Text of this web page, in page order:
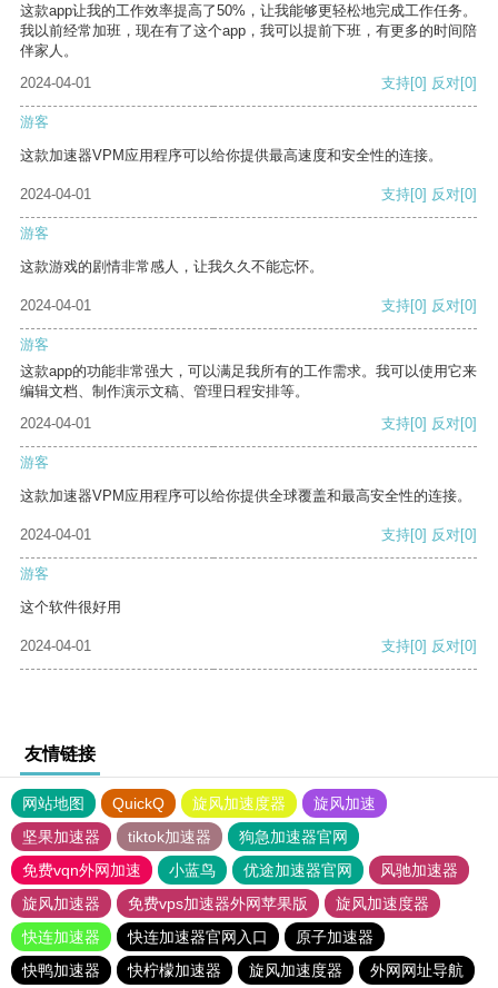
这款app让我的工作效率提高了50%，让我能够更轻松地完成工作任务。
我以前经常加班，现在有了这个app，我可以提前下班，有更多的时间陪
伴家人。
2024-04-01
支持[0] 反对[0]
游客
这款加速器VPM应用程序可以给你提供最高速度和安全性的连接。
2024-04-01 支持[0] 反对[0]
游客
这款游戏的剧情非常感人，让我久久不能忘怀。
2024-04-01 支持[0] 反对[0]
游客
这款app的功能非常强大，可以满足我所有的工作需求。我可以使用它来
编辑文档、制作演示文稿、管理日程安排等。
2024-04-01
支持[0] 反对[0]
游客
这款加速器VPM应用程序可以给你提供全球覆盖和最高安全性的连接。
2024-04-01 支持[0] 反对[0]
游客
这个软件很好用
2024-04-01 支持[0] 反对[0]
友情链接
网站地图 QuickQ 旋风加速度器
旋风加速
坚果加速器
tiktok加速器
狗急加速器官网
免费vqn外网加速
小蓝鸟 优途加速器官网
风驰加速器
旋风加速器
免费vps加速器外网苹果版
旋风加速度器
快连加速器
快连加速器官网入口
原子加速器
快鸭加速器
快柠檬加速器 旋风加速度器 外网网址导航